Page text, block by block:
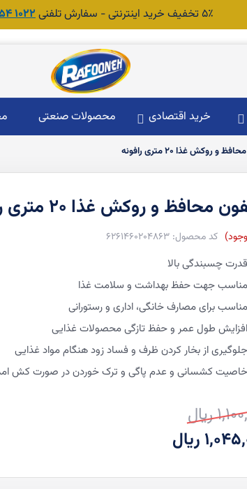
۵٪ تخفیف خرید اینترنتی - سفارش تلفنی 1022 454 0920
خرید اقتصادی محصولات صنعتی
و روکش غذا ۲۰ متری رافونه
6261460204863
محافظ و روکش غذا ۲۰ متری رافونه
ریال
ریال
قدرت چسبندگی بالا
مناسب جهت حفظ بهداشت و سلامت غذا
مناسب برای مصارف خانگی، اداری و رستورانی
افزایش طول عمر و حفظ تازگی محصولات غذایی
جلوگیری از بخار کردن ظرف و فساد زود هنگام مواد غذایی
خاصیت کشسانی و عدم پاگی و ترک خوردن در صورت کش